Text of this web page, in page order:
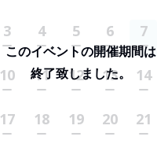
3 4 5 6 7
10 11 12 13 14
17 18 19 20 21
このイベントの開催期間は
終了致しました。